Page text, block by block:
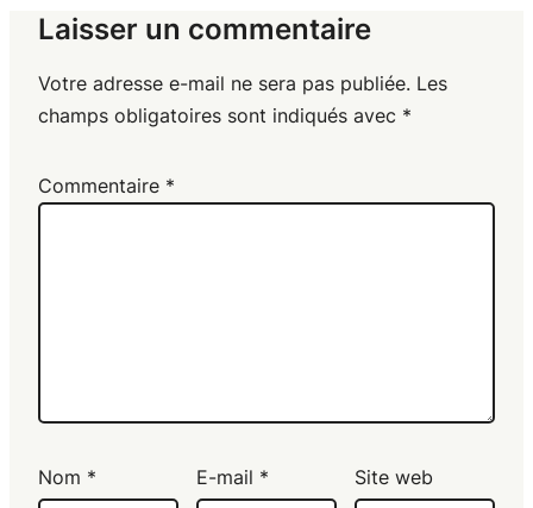
Laisser un commentaire
Votre adresse e-mail ne sera pas publiée. Les
champs obligatoires sont indiqués avec *
Commentaire *
Nom * E-mail * Site web